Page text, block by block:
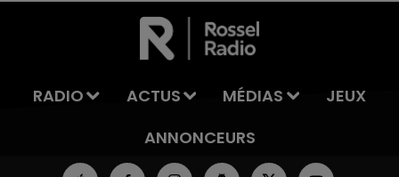
LA TEAM DU WEEK-END
RADIO ACTUS MÉDIAS
JEUX
ANNONCEURS